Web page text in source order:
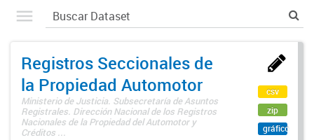
Registros Seccionales de
la Propiedad Automotor
Ministerio de Justicia. Subsecretaría de Asuntos
Registrales. Dirección Nacional de los Registros
Nacionales de la Propiedad del Automotor y
Créditos ...
csv
zip
gráfico